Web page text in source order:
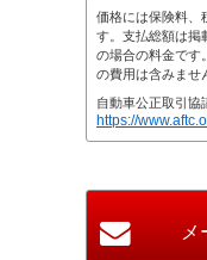
価格には保険料、
す。支払総額は掲
の場合の料金です
の費用は含みませ
自動車公正取引協
https://